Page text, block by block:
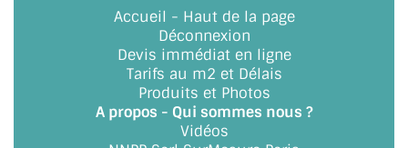
ACCESSOIRES EN PROMOTIONS
EXEMPLES, RÉALISATIONS, INSPIRATIONS
COMMENT COUPER DU VERRE ?
Accueil - Haut de la page
Déconnexion
Devis immédiat en ligne
Tarifs au m2 et Délais
Produits et Photos
A propos - Qui sommes nous ?
Vidéos